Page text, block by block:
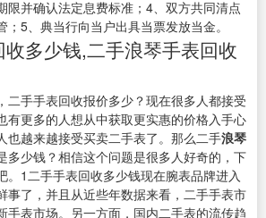
限并确认法定息费标准；4、双方共同清点
5、典当行向当户出具当票发放当金。
多少钱,二手浪琴手表回收
二手手表回收报价多少？现在很多人都接受
有更多的人想从中获取更实惠的价格入手心
也越来越接受买卖二手表了。那么二手浪琴
多少钱？相信这个问题是很多人好奇的，下
。1二手手表回收多少钱现在腕表品牌进入
事了，并且从近些年数据来看，二手手表市
手表市场。另一方面，国内二手表的流传趋